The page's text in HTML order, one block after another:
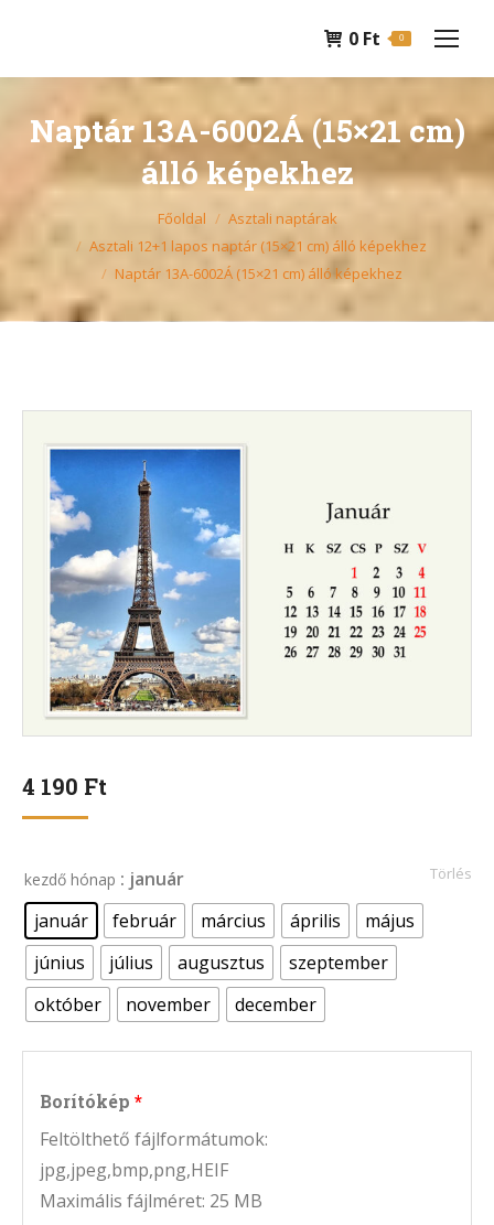
0 Ft 0
Naptár 13A-6002Á (15×21 cm)
álló képekhez
Főoldal
Asztali naptárak
Asztali 12+1 lapos naptár (15×21 cm) álló képekhez
Naptár 13A-6002Á (15×21 cm) álló képekhez
4 190 Ft
kezdő hónap : január
január
február március április
május
június
július augusztus
szeptember
október
november december
Törlés
Borítókép
Feltölthető fájlformátumok:
jpg,jpeg,bmp,png,HEIF
Maximális fájlméret: 25 MB